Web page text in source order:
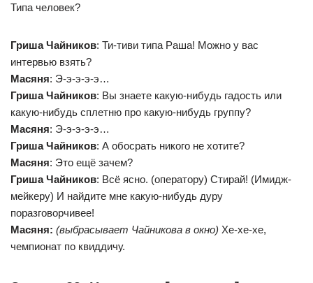
Типа человек?
Гриша Чайников: Ти-тиви типа Раша! Можно у вас
интервью взять?
Масяня: Э-э-э-э-э…
Гриша Чайников: Вы знаете какую-нибудь гадость или
какую-нибудь сплетню про какую-нибудь группу?
Масяня: Э-э-э-э-э…
Гриша Чайников: А обосрать никого не хотите?
Масяня: Это ещё зачем?
Гриша Чайников: Всё ясно. (оператору) Стирай! (Имидж-
мейкеру) И найдите мне какую-нибудь дуру
поразговорчивее!
Масяня: (выбрасывает Чайникова в окно) Хе-хе-хе,
чемпионат по квиддичу.